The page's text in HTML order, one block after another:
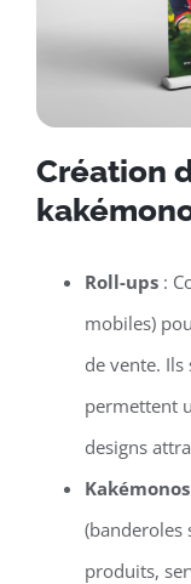
Création
Roll-ups:
mobiles)
de vente.
permettent
designs
Kakémonos
(banderoles
produits,